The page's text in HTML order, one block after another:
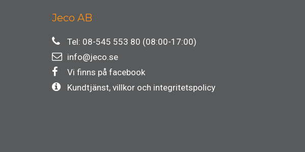
Jeco AB
Tel: 08-545 553 80 (08:00-17:00)
info@jeco.se
Vi finns på facebook
Kundtjänst, villkor och integritetspolicy